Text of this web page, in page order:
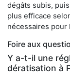
dégâts subis,
plus efficace
nécessaires pour
Foire aux
Y a-t-il une
dératisation à